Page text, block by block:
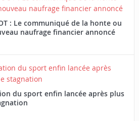
: Le communiqué de la honte ou
naufrage financier annoncé
du sport enfin lancée après plus